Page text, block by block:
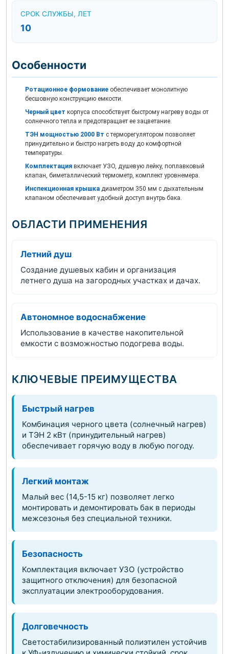
СРОК СЛУЖБЫ, ЛЕТ
10
Особенности
Ротационное формование обеспечивает монолитную
бесшовную конструкцию емкости.
Черный цвет корпуса способствует быстрому нагреву воды от
солнечного тепла и предотвращает ее зацветание.
ТЭН мощностью 2000 Вт с терморегулятором позволяет
принудительно и быстро нагреть воду до комфортной
температуры.
Комплектация включает УЗО, душевую лейку, поплавковый
клапан, биметаллический термометр, комплект уровнемера.
Инспекционная крышка диаметром 350 мм с дыхательным
клапаном обеспечивает удобный доступ внутрь бака.
ОБЛАСТИ ПРИМЕНЕНИЯ
Летний душ
Создание душевых кабин и организация
летнего душа на загородных участках и дачах.
Автономное водоснабжение
Использование в качестве накопительной
емкости с возможностью подогрева воды.
КЛЮЧЕВЫЕ ПРЕИМУЩЕСТВА
Быстрый нагрев
Комбинация черного цвета (солнечный нагрев)
и ТЭН 2 кВт (принудительный нагрев)
обеспечивает горячую воду в любую погоду.
Легкий монтаж
Малый вес (14,5-15 кг) позволяет легко
монтировать и демонтировать бак в периоды
межсезонья без специальной техники.
Безопасность
Комплектация включает УЗО (устройство
защитного отключения) для безопасной
эксплуатации электрооборудования.
Долговечность
Светостабилизированный полиэтилен устойчив